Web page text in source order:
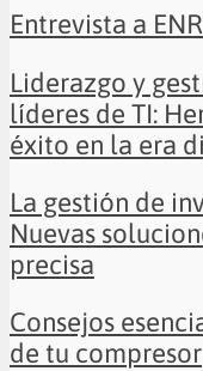
Entrevista a
Liderazgo y
líderes de TI:
éxito en la era
La gestión de
Nuevas
precisa
Consejos
de tu compresor